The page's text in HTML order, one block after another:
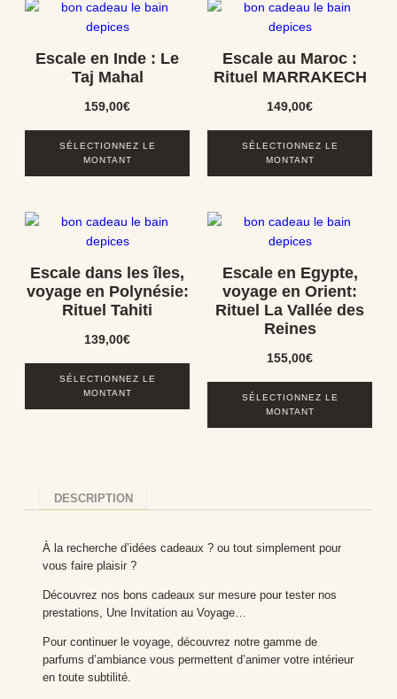
Escale en Inde : Le
Taj Mahal
159,00€
SÉLECTIONNEZ LE
MONTANT
Escale au Maroc :
Rituel MARRAKECH
149,00€
SÉLECTIONNEZ LE
MONTANT
Escale dans les îles,
voyage en Polynésie:
Rituel Tahiti
139,00€
SÉLECTIONNEZ LE
MONTANT
Escale en Egypte,
voyage en Orient:
Rituel La Vallée des
Reines
155,00€
SÉLECTIONNEZ LE
MONTANT
DESCRIPTION
À la recherche d’idées cadeaux ? ou tout simplement pour
vous faire plaisir ?
Découvrez nos bons cadeaux sur mesure pour tester nos
prestations, Une Invitation au Voyage…
Pour continuer le voyage, découvrez notre gamme de
parfums d’ambiance vous permettent d’animer votre intérieur
en toute subtilité.